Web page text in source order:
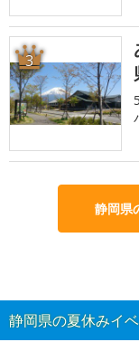
3
静岡県
静岡県の夏休みイ